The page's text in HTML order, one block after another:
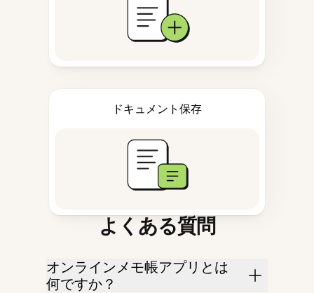
ドキュメント保存
よくある質問
オンラインメモ帳アプリとは
何ですか？